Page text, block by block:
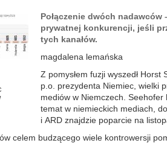
Połączenie dwóch nadawców
prywatnej konkurencji, jeśli
tych kanałów.
magdalena lemańska
Z pomysłem fuzji wyszedł
p.o. prezydenta Niemiec, wielki
mediów w Niemczech.
temat w niemieckich mediach,
i ARD znajdzie poparcie na
celem budzącego wiele kontrowersji